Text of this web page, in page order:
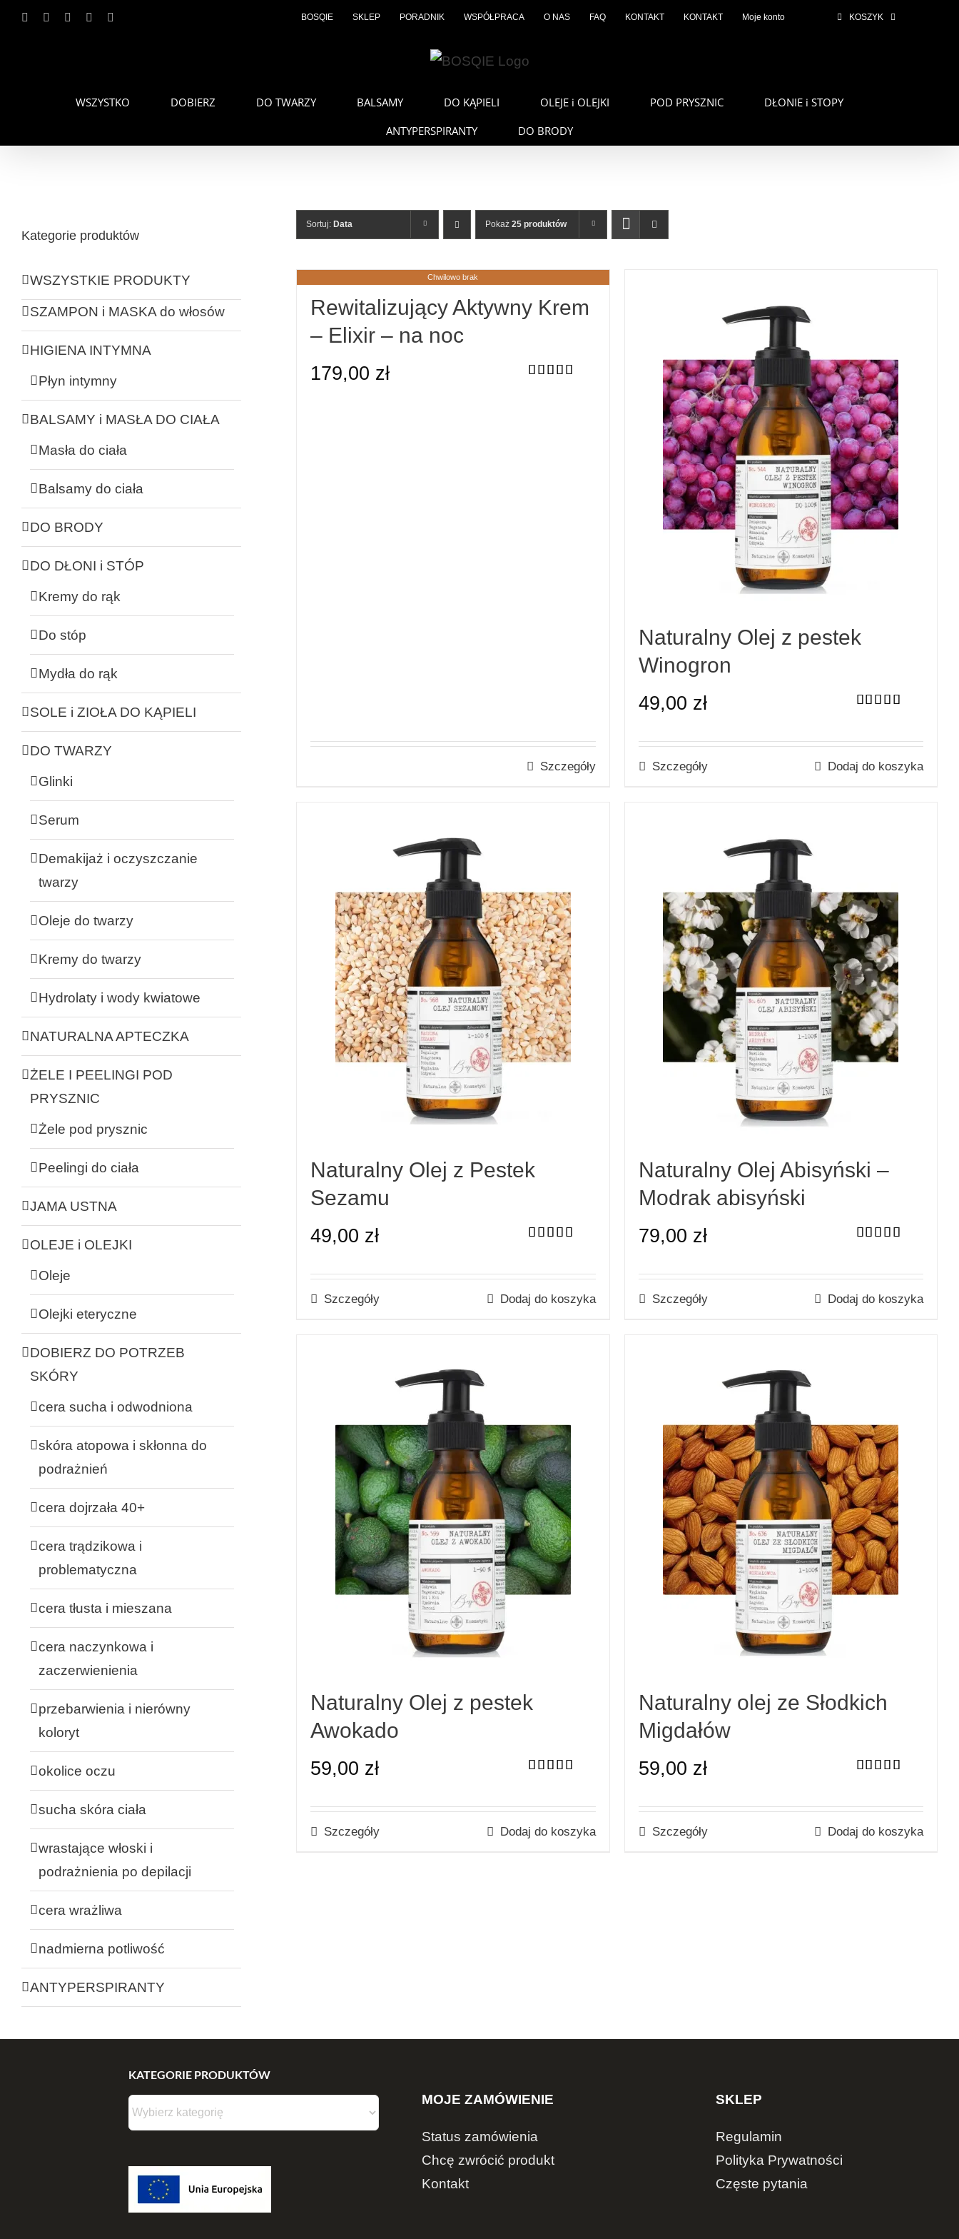
PrzejdźFacebookInstagramYouTube
Email BOSQIE SKLEP PORADNIK WSPÓŁPRACA O NAS FAQ KONTAKT KONTAKT Moje konto KOSZYK
WSZYSTKO DOBIERZ DO TWARZY BALSAMY DO KĄPIELI OLEJE i OLEJKI POD PRYSZNIC
DŁONIE i STOPY
ANTYPERSPIRANTY
DO BRODY
Sortuj: Data Pokaż25 produktów
Chwilowo brak
Rewitalizujący Aktywny Krem
– Elixir – na noc
179,00 zł
Szczegóły
Naturalny Olej z pestek
Winogron
49,00 zł
Dodaj do koszyka
Szczegóły
Naturalny Olej z Pestek
Sezamu
49,00 zł
Dodaj do koszyka
Szczegóły
Naturalny Olej Abisyński –
Modrak abisyński
79,00 zł
Dodaj do koszyka
Szczegóły
Naturalny Olej z pestek
Awokado
59,00 zł
Dodaj do koszyka
Szczegóły
Naturalny olej ze Słodkich
Migdałów
59,00 zł
Dodaj do koszyka
Szczegóły
Kategorie produktów
SZAMPON i MASKA do włosów
HIGIENA INTYMNA
Płyn intymny
BALSAMY i MASŁA DO CIAŁA
Masła do ciała
Balsamy do ciała
DO BRODY
DO DŁONI i STÓP
Kremy do rąk
Do stóp
Mydła do rąk
SOLE i ZIOŁA DO KĄPIELI
DO TWARZY
Glinki
Serum
Demakijaż i oczyszczanie
twarzy
Oleje do twarzy
Kremy do twarzy
Hydrolaty i wody kwiatowe
NATURALNA APTECZKA
ŻELE I PEELINGI POD
PRYSZNIC
Żele pod prysznic
Peelingi do ciała
JAMA USTNA
OLEJE i OLEJKI
Oleje
Olejki eteryczne
DOBIERZ DO POTRZEB
SKÓRY
cera sucha i odwodniona
skóra atopowa i skłonna do
podrażnień
cera dojrzała 40+
cera trądzikowa i
problematyczna
cera tłusta i mieszana
cera naczynkowa i
zaczerwienienia
przebarwienia i nierówny
koloryt
okolice oczu
sucha skóra ciała
wrastające włoski i
podrażnienia po depilacji
cera wrażliwa
nadmierna potliwość
ANTYPERSPIRANTY
WSZYSTKIE PRODUKTY
KATEGORIE PRODUKTÓW
MOJE ZAMÓWIENIE
Status zamówienia
Chcę zwrócić produkt
Kontakt
SKLEP
Regulamin
Polityka Prywatności
Częste pytania